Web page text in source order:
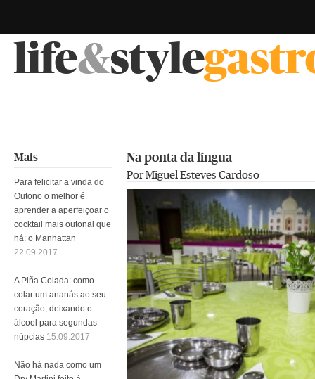
life&style
Na ponta da língua
Por Miguel Esteves Cardoso
Mais
Para felicitar a vinda do
Outono o melhor é
aprender a aperfeiçoar o
cocktail mais outonal que
há: o Manhattan
22.09.2017
A Piña Colada: como
colar um ananás ao seu
coração, deixando o
álcool para segundas
núpcias 15.09.2017
Não há nada como um